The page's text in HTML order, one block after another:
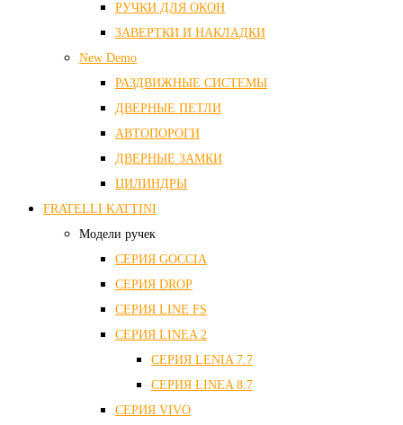
РУЧКИ ДЛЯ ОКОН
ЗАВЕРТКИ И НАКЛАДКИ
New Demo
РАЗДВИЖНЫЕ СИСТЕМЫ
ДВЕРНЫЕ ПЕТЛИ
АВТОПОРОГИ
ДВЕРНЫЕ ЗАМКИ
ЦИЛИНДРЫ
FRATELLI KATTINI
Модели ручек
СЕРИЯ GOCCIA
СЕРИЯ DROP
СЕРИЯ LINE FS
СЕРИЯ LINEA 2
СЕРИЯ LENIA 7.7
СЕРИЯ LINEA 8.7
СЕРИЯ VIVO